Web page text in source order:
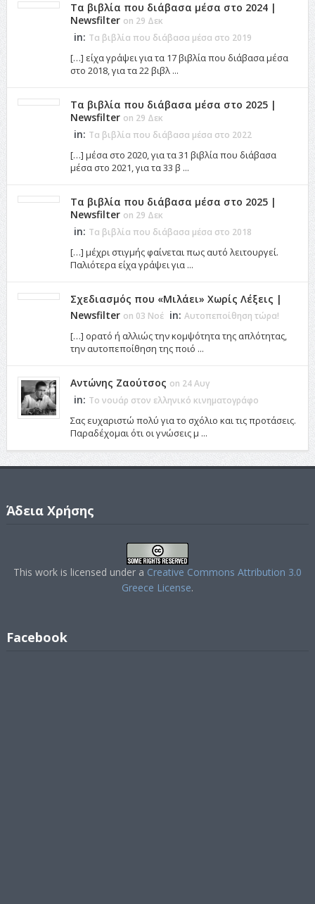
Τα βιβλία που διάβασα μέσα στο 2024 |
Newsfilter on 29 Δεκ
in: Τα βιβλία που διάβασα μέσα στο 2019
[…] είχα γράψει για τα 17 βιβλία που διάβασα μέσα
στο 2018, για τα 22 βιβλ ...
Τα βιβλία που διάβασα μέσα στο 2025 |
Newsfilter on 29 Δεκ
in: Τα βιβλία που διάβασα μέσα στο 2022
[…] μέσα στο 2020, για τα 31 βιβλία που διάβασα
μέσα στο 2021, για τα 33 β ...
Τα βιβλία που διάβασα μέσα στο 2025 |
Newsfilter on 29 Δεκ
in: Τα βιβλία που διάβασα μέσα στο 2018
[…] μέχρι στιγμής φαίνεται πως αυτό λειτουργεί.
Παλιότερα είχα γράψει για ...
Σχεδιασμός που «Μιλάει» Χωρίς Λέξεις |
Newsfilter on 03 Νοέ in: Αυτοπεποίθηση τώρα!
[…] ορατό ή αλλιώς την κομψότητα της απλότητας,
την αυτοπεποίθηση της ποιό ...
Αντώνης Ζαούτσος on 24 Αυγ
in: Το νουάρ στον ελληνικό κινηματογράφο
Σας ευχαριστώ πολύ για το σχόλιο και τις προτάσεις.
Παραδέχομαι ότι οι γνώσεις μ ...
Άδεια Χρήσης
This work is licensed under a Creative Commons Attribution 3.0
Greece License.
Facebook